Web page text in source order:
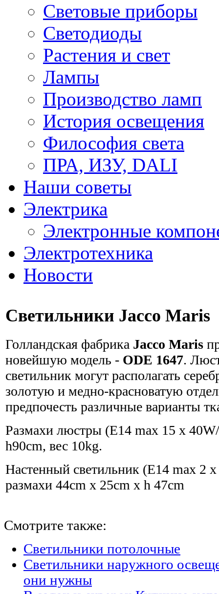
Световые приборы
Светодиоды
Растения и свет
Лампы
Производство ламп
История освещения
Философия света
ПРА, ИЗУ, DALI
Наши советы
Электрика
Электронные
Электротехника
Новости
Светильники Jacco Maris
Голландская фабрика Jacco Maris
новейшую модель - ODE 1647.
светильник могут располагать
золотую и медно-красноватую
предпочесть различные варианты
Размахи люстры (E14 max 15 x
h90cm, вес 10kg.
Настенный светильник (E14 max 2
размахи 44cm x 25cm x h 47cm
Смотрите также:
Светильники потолочные
Светильники наружного
они нужны